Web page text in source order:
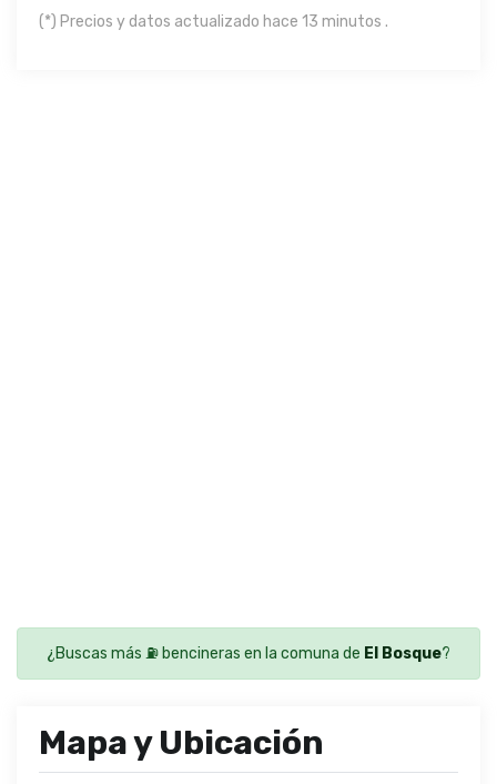
(*) Precios y datos actualizado hace 13 minutos .
¿Buscas más ⛽ bencineras en la comuna de El Bosque?
Mapa y Ubicación